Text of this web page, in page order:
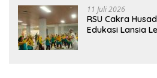
11 Juli 2026
RSU Cakra
Edukasi Lansia